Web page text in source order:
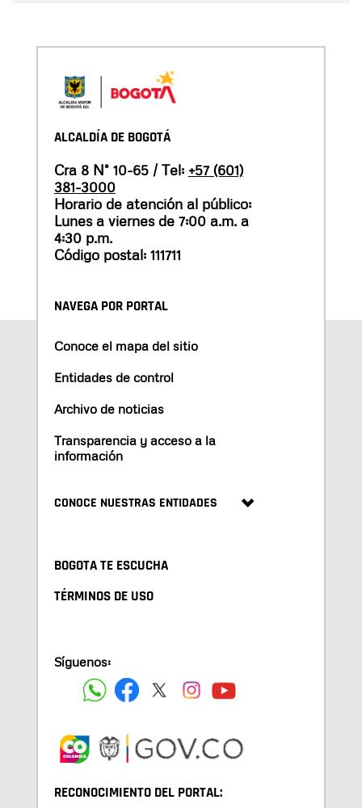
ALCALDÍA DE BOGOTÁ
Cra 8 N° 10-65 / Tel: +57 (601)
381-3000
Horario de atención al público:
Lunes a viernes de 7:00 a.m. a
4:30 p.m.
Código postal: 111711
NAVEGA POR PORTAL
Conoce el mapa del sitio
Entidades de control
Archivo de noticias
Transparencia y acceso a la
información
CONOCE NUESTRAS ENTIDADES
BOGOTA TE ESCUCHA
TÉRMINOS DE USO
Síguenos:
RECONOCIMIENTO DEL PORTAL: